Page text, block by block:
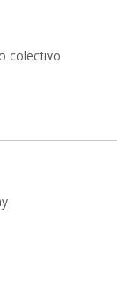
colectivo